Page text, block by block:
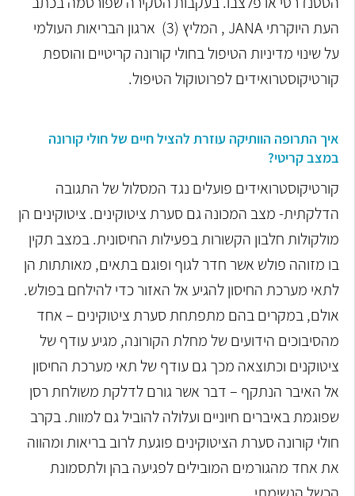
העת היוקרתי JANA , המליץ (3) ארגון הבריאות העולמי
על שינוי מדיניות הטיפול בחולי קורונה קריטיים והוספת
קורטיקוסטרואידים לפרוטוקול הטיפול.
איך התרופה הוותיקה עוזרת להציל חיים של חולי קורונה
במצב קריטי?
קורטיקוסטרואידים פועלים נגד המסלול של התגובה
הדלקתית- מצב המכונה גם סערת ציטוקינים. ציטוקינים הן
מולקולות חלבון הקשורות בפעילות החיסונית. במצב תקין
בו מזוהה פולש אשר חדר לגוף ופוגם בתאים, מאותתות הן
לתאי מערכת החיסון להגיע אל האזור כדי להילחם בפולש.
אולם, במקרים בהם מתפתחת סערת ציטוקינים – אחד
מהסיבוכים הידועים של מחלת הקורונה, מגיע עודף של
ציטוקנים וכתוצאה מכך גם עודף של תאי מערכת החיסון
אל האיבר הנתקף – דבר אשר גורם לדלקת משולחת רסן
שפוגמת באיברים חיוניים ועלולה להוביל גם למוות. בקרב
חולי קורונה סערת הציטוקינים פוגעת לרוב בריאות ומהווה
את אחד מהגורמים המובילים לפגיעה בהן ולתסמונת